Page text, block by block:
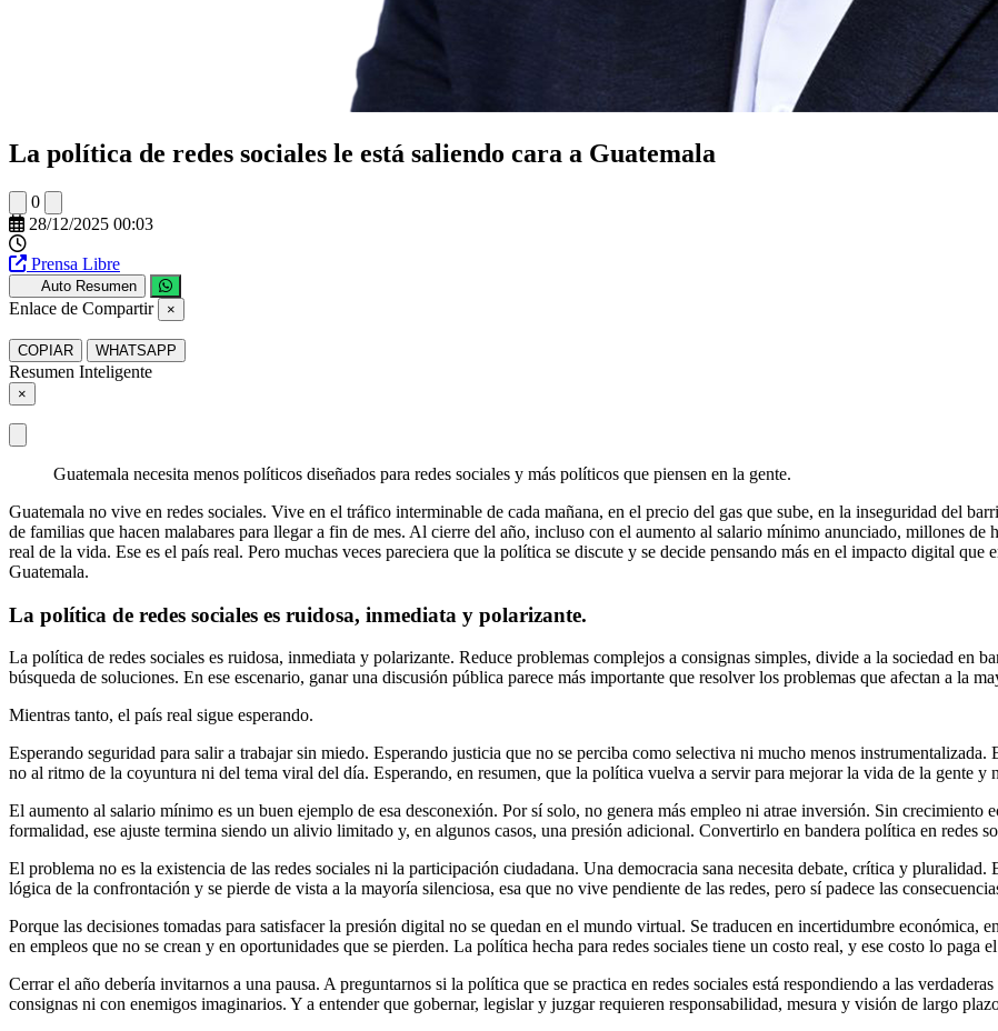
La política de redes sociales le está saliendo cara a Guatemala
0
28/12/2025 00:03
Prensa Libre
Auto Resumen
Enlace de Compartir ×
COPIAR WHATSAPP
Resumen Inteligente
×
Guatemala necesita menos políticos diseñados para redes sociales y más políticos que piensen en la gente.
Guatemala no vive en redes sociales. Vive en el tráfico interminable de cada mañana, en el precio del gas que sube, en la inseguridad del
de familias que hacen malabares para llegar a fin de mes. Al cierre del año, incluso con el aumento al salario mínimo anunciado, millones de
real de la vida. Ese es el país real. Pero muchas veces pareciera que la política se discute y se decide pensando más en el impacto digital que
Guatemala.
La política de redes sociales es ruidosa, inmediata y polarizante.
La política de redes sociales es ruidosa, inmediata y polarizante. Reduce problemas complejos a consignas simples, divide a la sociedad en
búsqueda de soluciones. En ese escenario, ganar una discusión pública parece más importante que resolver los problemas que afectan a la
Mientras tanto, el país real sigue esperando.
Esperando seguridad para salir a trabajar sin miedo. Esperando justicia que no se perciba como selectiva ni mucho menos
no al ritmo de la coyuntura ni del tema viral del día. Esperando, en resumen, que la política vuelva a servir para mejorar la vida de la gente y
El aumento al salario mínimo es un buen ejemplo de esa desconexión. Por sí solo, no genera más empleo ni atrae inversión. Sin
formalidad, ese ajuste termina siendo un alivio limitado y, en algunos casos, una presión adicional. Convertirlo en bandera política en redes
El problema no es la existencia de las redes sociales ni la participación ciudadana. Una democracia sana necesita debate, crítica y
lógica de la confrontación y se pierde de vista a la mayoría silenciosa, esa que no vive pendiente de las redes, pero sí padece las
Porque las decisiones tomadas para satisfacer la presión digital no se quedan en el mundo virtual. Se traducen en incertidumbre económica,
en empleos que no se crean y en oportunidades que se pierden. La política hecha para redes sociales tiene un costo real, y ese costo lo paga
Cerrar el año debería invitarnos a una pausa. A preguntarnos si la política que se practica en redes sociales está respondiendo a las
consignas ni con enemigos imaginarios. Y a entender que gobernar, legislar y juzgar requieren responsabilidad, mesura y visión de largo